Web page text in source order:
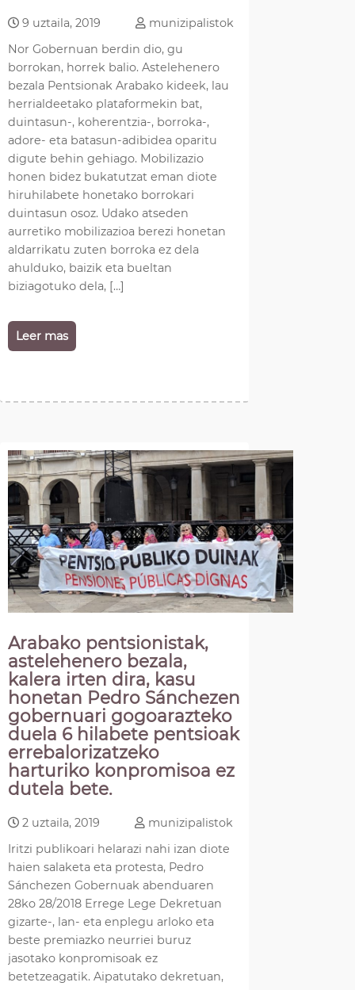
9 uztaila, 2019
munizipalistok
Nor Gobernuan berdin dio, gu
borrokan, horrek balio. Astelehenero
bezala Pentsionak Arabako kideek, lau
herrialdeetako plataformekin bat,
duintasun-, koherentzia-, borroka-,
adore- eta batasun-adibidea oparitu
digute behin gehiago. Mobilizazio
honen bidez bukatutzat eman diote
hiruhilabete honetako borrokari
duintasun osoz. Udako atseden
aurretiko mobilizazioa berezi honetan
aldarrikatu zuten borroka ez dela
ahulduko, baizik eta bueltan
biziagotuko dela, […]
Leer mas
Arabako pentsionistak,
astelehenero bezala,
kalera irten dira, kasu
honetan Pedro Sánchezen
gobernuari gogoarazteko
duela 6 hilabete pentsioak
errebalorizatzeko
harturiko konpromisoa ez
dutela bete.
2 uztaila, 2019
munizipalistok
Iritzi publikoari helarazi nahi izan diote
haien salaketa eta protesta, Pedro
Sánchezen Gobernuak abenduaren
28ko 28/2018 Errege Lege Dekretuan
gizarte-, lan- eta enplegu arloko eta
beste premiazko neurriei buruz
jasotako konpromisoak ez
betetzeagatik. Aipatutako dekretuan,